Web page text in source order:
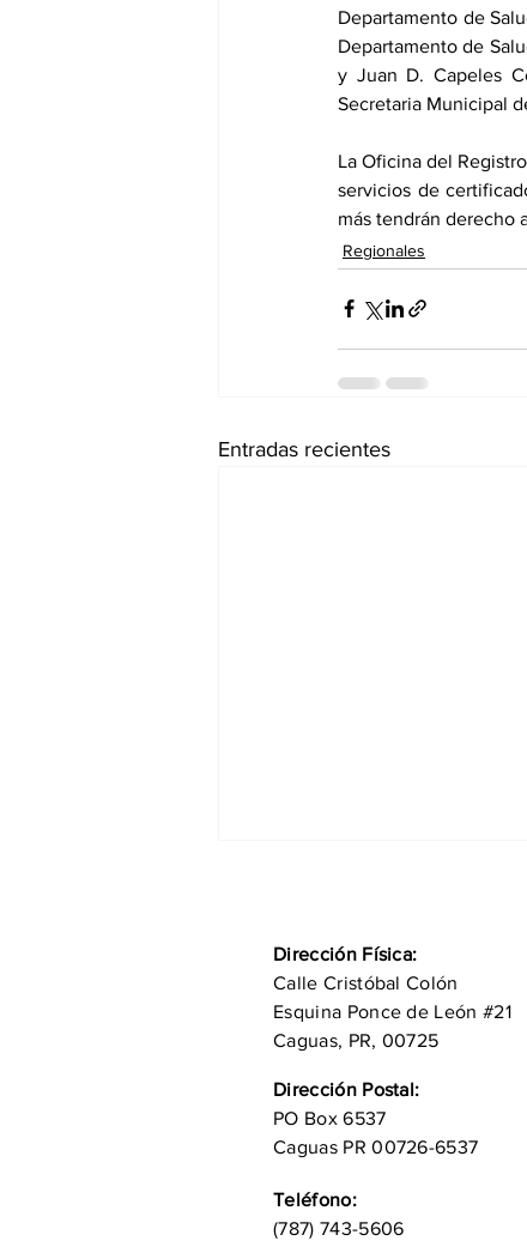
Departamento de
Departamento de
y Juan D. Capeles
Secretaria Municipal
La Oficina del
servicios de
más tendrán derecho
Regionales
Entradas recientes
dos siglos de historia,
tradición, cultura y
desarrollo en su 229
Dirección Física:
Calle Cristóbal Colón
Esquina Ponce de León #21
Caguas, PR, 00725
Dirección Postal:
PO Box 6537
Caguas PR 00726-6537
Teléfono:
(787) 743-5606